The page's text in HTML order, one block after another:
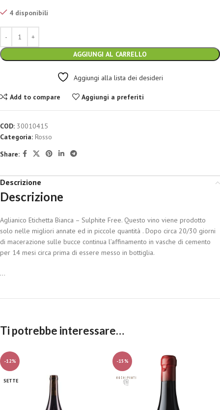
4 disponibili
AGGIUNGI AL CARRELLO
Aggiungi alla lista dei desideri
Add to compare Aggiungi a preferiti
COD: 30010415
Categoria: Rosso
Share:
Descrizione
Descrizione
Aglianico Etichetta Bianca – Sulphite Free. Questo vino viene prodotto
solo nelle migliori annate ed in piccole quantità . Dopo circa 20/30 giorni
di macerazione sulle bucce continua l’affinamento in vasche di cemento
per 14 mesi circa prima di essere messo in bottiglia.
...
Ti potrebbe interessare…
-12%
SETTE
-15%